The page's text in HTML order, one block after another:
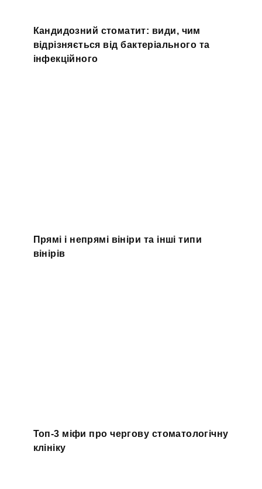
Кандидозний стоматит: види, чим
відрізняється від бактеріального та
інфекційного
Прямі і непрямі вініри та інші типи
вінірів
Топ-3 міфи про чергову стоматологічну
клініку